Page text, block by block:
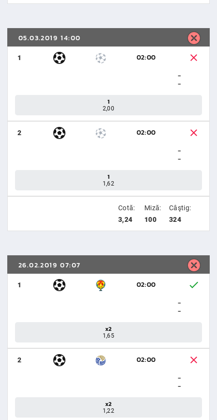
05.03.2019 14:00
1
02:00
-
-
1
2,00
2
02:00
-
-
1
1,62
Cotă:
3,24
Miză:
100
Câştig:
324
26.02.2019 07:07
1
02:00
-
-
x2
1,65
2
02:00
-
-
x2
1,22